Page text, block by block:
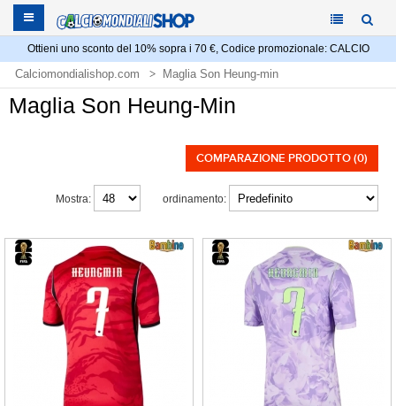
Ottieni uno sconto del 10% sopra i 70 €, Codice promozionale: CALCIO
Calciomondialishop.com Maglia Son Heung-min
Maglia Son Heung-Min
COMPARAZIONE PRODOTTO (0)
ordinamento:
Mostra: